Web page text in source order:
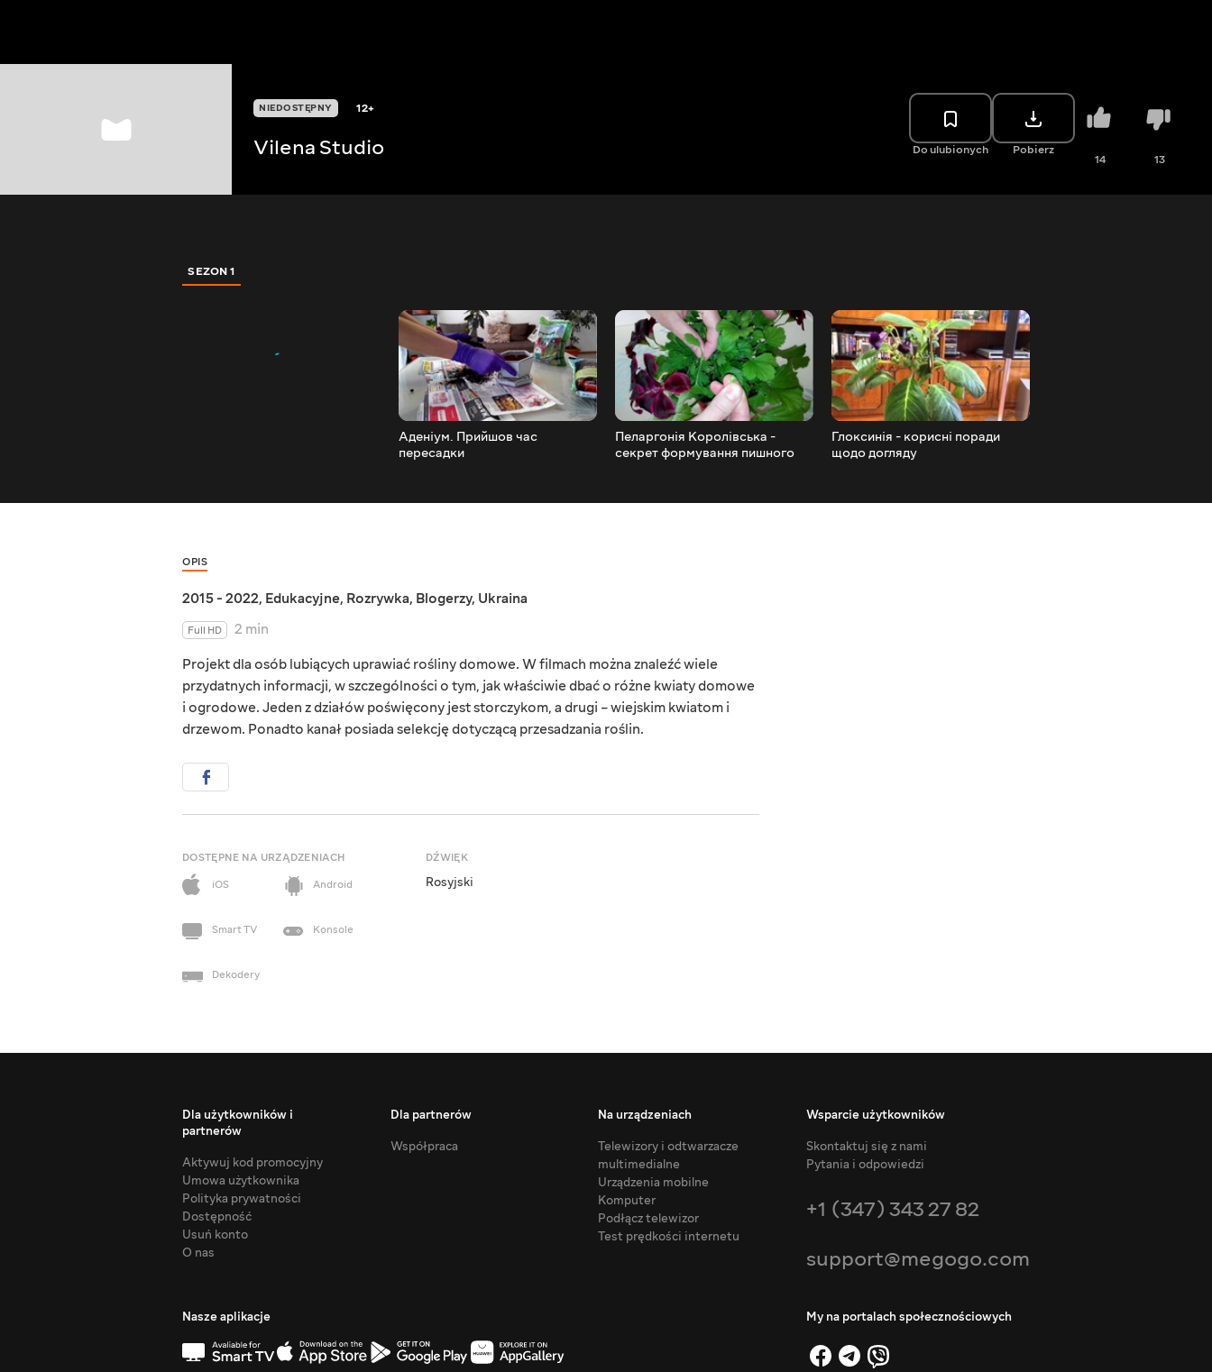
NIEDOSTĘPNY 12+
Vilena Studio Do ulubionych Pobierz
14 13
SEZON 1
Аденіум. Прийшов час
пересадки
Пеларгонія Королівська -
секрет формування пишного
Глоксинія - корисні поради
щодо догляду
OPIS
2015 - 2022, Edukacyjne, Rozrywka, Blogerzy, Ukraina
Full HD
2 min
Projekt dla osób lubiących uprawiać rośliny domowe. W filmach można znaleźć wiele
przydatnych informacji, w szczególności o tym, jak właściwie dbać o różne kwiaty domowe
i ogrodowe. Jeden z działów poświęcony jest storczykom, a drugi – wiejskim kwiatom i
drzewom. Ponadto kanał posiada selekcję dotyczącą przesadzania roślin.
DOSTĘPNE NA URZĄDZENIACH
iOS
Android
Smart TV Konsole
Dekodery
DŹWIĘK
Rosyjski
Dla użytkowników i
partnerów
Aktywuj kod promocyjny
Umowa użytkownika
Polityka prywatności
Dostępność
Usuń konto
O nas
Dla partnerów
Współpraca
Na urządzeniach
Telewizory i odtwarzacze
multimedialne
Urządzenia mobilne
Komputer
Podłącz telewizor
Test prędkości internetu
Wsparcie użytkowników
Skontaktuj się z nami
Pytania i odpowiedzi
+1 (347) 343 27 82
support@megogo.com
Nasze aplikacje My na portalach społecznościowych